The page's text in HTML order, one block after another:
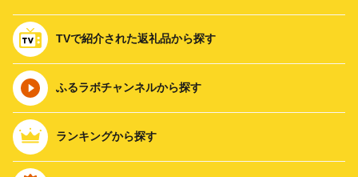
TVで紹介された返礼品から探す
ふるラボチャンネルから探す
ランキングから探す